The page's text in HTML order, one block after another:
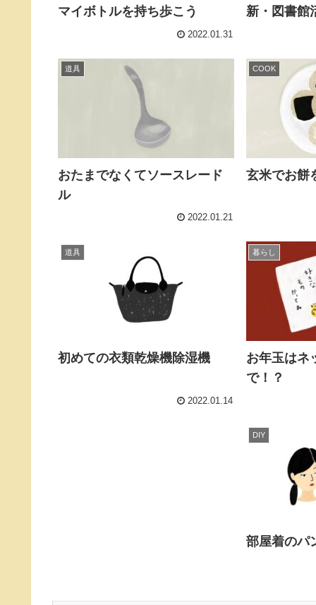
マイボトルを持ち歩こう
2022.01.31
新・図書館
道具
おたまでなくてソースレード
ル
2022.01.21
COOK
玄米でお餅
道具
初めての衣類乾燥機除湿機
2022.01.14
暮らし
お年玉はネ
で！？
DIY
部屋着のパ